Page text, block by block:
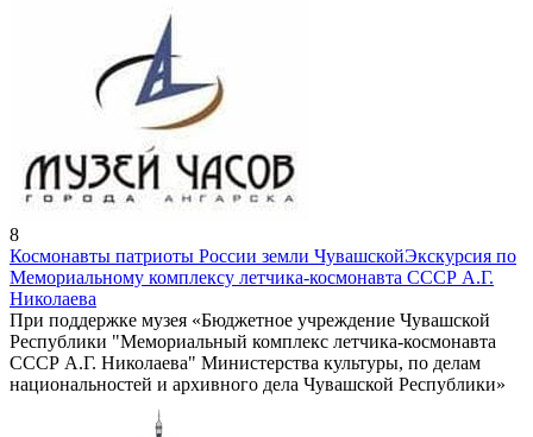
8
Космонавты патриоты России земли ЧувашскойЭкскурсия по
Мемориальному комплексу летчика-космонавта СССР А.Г.
Николаева
При поддержке музея «Бюджетное учреждение Чувашской
Республики "Мемориальный комплекс летчика-космонавта
СССР А.Г. Николаева" Министерства культуры, по делам
национальностей и архивного дела Чувашской Республики»